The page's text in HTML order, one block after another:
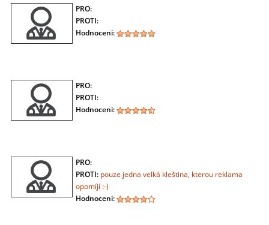
PRO:
PROTI:
Hodnoceni:
PRO:
PROTI:
Hodnoceni:
PRO:
PROTI: pouze jedna velká kleština, kterou reklama
opomíjí :-)
Hodnoceni: